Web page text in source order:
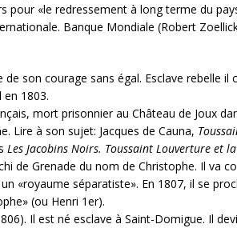
pour «le redressement à long terme du
Banque Mondiale (Robert
son courage sans égal. Esclave rebelle
1803.
mort prisonnier au Château de Joux
Lire à son sujet: Jacques de Cauna,
Les Jacobins Noirs. Toussaint Louverture et
de Grenade du nom de Christophe. Il va
«royaume séparatiste». En 1807, il se
(ou Henri 1er).
Il est né esclave à Saint-Domigue. Il